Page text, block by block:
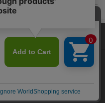
SNS
ンツ改善のためにCookieを使用
の使用に同意したものとみな
じる